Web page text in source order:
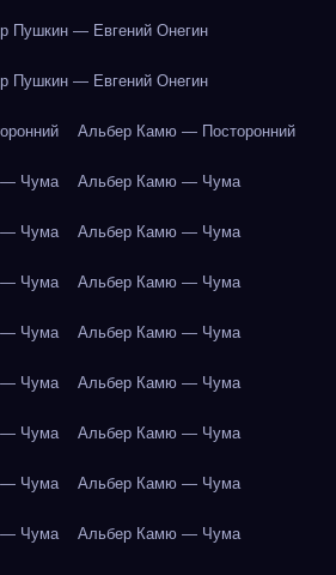
Пушкин — Евгений Онегин
Пушкин — Евгений Онегин
Альбер Камю — Посторонний
— Чума Альбер Камю — Чума
— Чума Альбер Камю — Чума
— Чума Альбер Камю — Чума
— Чума Альбер Камю — Чума
— Чума Альбер Камю — Чума
— Чума Альбер Камю — Чума
— Чума Альбер Камю — Чума
— Чума Альбер Камю — Чума